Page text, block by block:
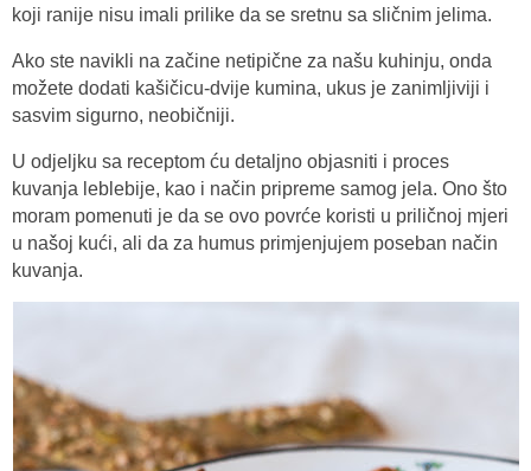
koji ranije nisu imali prilike da se sretnu sa sličnim jelima.
Ako ste navikli na začine netipične za našu kuhinju, onda
možete dodati kašičicu-dvije kumina, ukus je zanimljiviji i
sasvim sigurno, neobičniji.
U odjeljku sa receptom ću detaljno objasniti i proces
kuvanja leblebije, kao i način pripreme samog jela. Ono što
moram pomenuti je da se ovo povrće koristi u priličnoj mjeri
u našoj kući, ali da za humus primjenjujem poseban način
kuvanja.